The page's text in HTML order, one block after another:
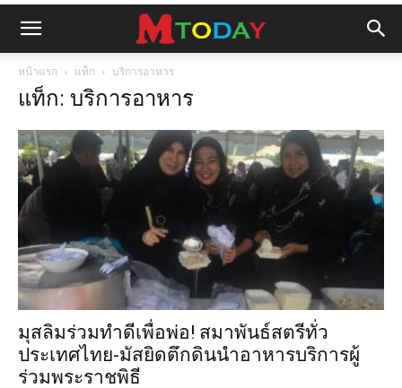
หน้าแรก แท็ก บริการอาหาร
แท็ก: บริการอาหาร
มุสลิมร่วมทำดีเพื่อพ่อ! สมาพันธ์สตรีทั่ว
ประเทศไทย-มัสยิดตึกดินนำอาหารบริการผู้
ร่วมพระราชพิธี